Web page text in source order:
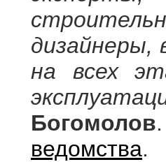
дизайнеры,
на всех
Богомолов
ведомства.